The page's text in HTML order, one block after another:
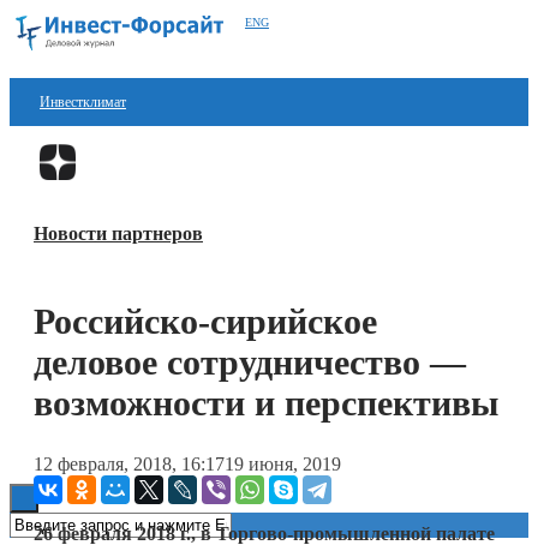
ENG
Инвестклимат
Финансы
Блокчейн
Новости партнеров
Российско-сирийское
деловое сотрудничество —
возможности и перспективы
12 февраля, 2018, 16:1719 июня, 2019
26 февраля 2018 г., в Торгово-промышленной палате